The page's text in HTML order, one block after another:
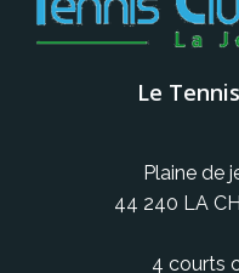
Le
Plaine de
44 240 LA
4 courts